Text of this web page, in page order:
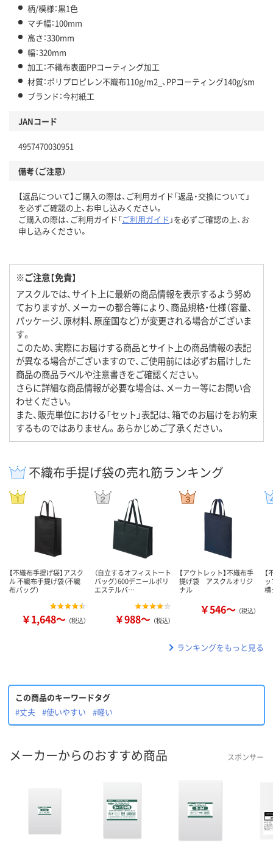
柄/模様：黒1色
マチ幅：100mm
高さ：330mm
幅：320mm
加工：不織布表面PPコーティング加工
材質：ポリプロピレン不織布110g/m2_、PPコーティング140g/sm
ブランド：今村紙工
JANコード
4957470030951
備考（ご注意）
【返品について】ご購入の際は、ご利用ガイド「返品・交換について」
を必ずご確認の上、お申し込みください。
ご購入の際は、ご利用ガイド「ご利用ガイド 」を必ずご確認の上、お
申し込みください。
※ご注意【免責】
アスクルでは、サイト上に最新の商品情報を表示するよう努め
ておりますが、メーカーの都合等により、商品規格・仕様（容量、
パッケージ、原材料、原産国など）が変更される場合がございま
す。
このため、実際にお届けする商品とサイト上の商品情報の表記
が異なる場合がございますので、ご使用前には必ずお届けした
商品の商品ラベルや注意書きをご確認ください。
さらに詳細な商品情報が必要な場合は、メーカー等にお問い合
わせください。
また、販売単位における「セット」表記は、箱でのお届けをお約束
するものではありません。あらかじめご了承ください。
不織布手提げ袋の売れ筋ランキング
【不織布手提げ袋】アスク
ル 不織布手提げ袋（不織
布バッグ）
￥1,648～ （税込）
（自立するオフィストート
バッグ）600デニールポリ
エステルバ…
￥988～ （税込）
【アウトレット】不織布手
提げ袋 アスクルオリジ
ナル
￥546～ （税込）
横
ランキングをもっと見る
この商品のキーワードタグ
#丈夫
#使いやすい #軽い
メーカーからのおすすめ商品 スポンサー